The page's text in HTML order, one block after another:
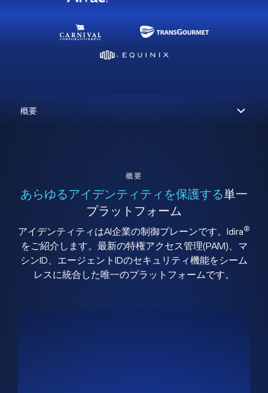
概要
あらゆるアイデンティティを保護する単一
プラットフォーム
アイデンティティはAI企業の制御プレーンです。Idira®
をご紹介します。最新の特権アクセス管理(PAM)、マ
シンID、エージェントIDのセキュリティ機能をシーム
レスに統合した唯一のプラットフォームです。